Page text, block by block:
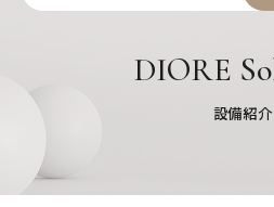
DIORE
設備紹介